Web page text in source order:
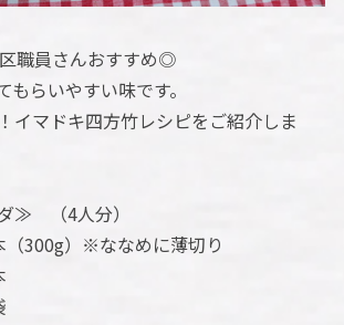
職員さんおすすめ◎
もらいやすい味です。
イマドキ四方竹レシピをご紹介しま
≫ （4人分）
）※ななめに薄切り